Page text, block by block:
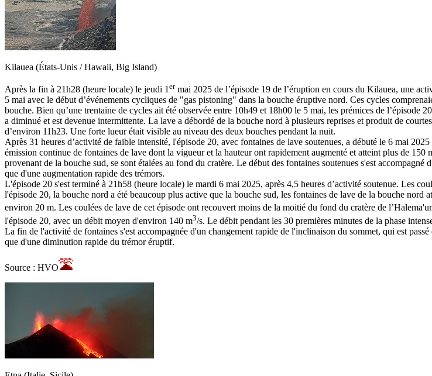
Kilauea (États-Unis / Hawaii, Big Island)
Après la fin à 21h28 (heure locale) le jeudi 1 ermai 2025 de l’épisode 19 de l’éruption en cours du Kilauea, une
5 mai avec le début d’événements cycliques de "gas pistoning" dans la bouche éruptive nord. Ces cycles
bouche. Bien qu’une trentaine de cycles ait été observée entre 10h49 et 18h00 le 5 mai, les prémices de
a diminué et est devenue intermittente. La lave a débordé de la bouche nord à plusieurs reprises et produit de
d’environ 11h23. Une forte lueur était visible au niveau des deux bouches pendant la nuit.
Après 31 heures d’activité de faible intensité, l'épisode 20, avec fontaines de lave soutenues, a débuté le 6 mai
émission continue de fontaines de lave dont la vigueur et la hauteur ont rapidement augmenté et atteint plus de
provenant de la bouche sud, se sont étalées au fond du cratère. Le début des fontaines soutenues s'est
que d'une augmentation rapide des trémors.
L'épisode 20 s'est terminé à 21h58 (heure locale) le mardi 6 mai 2025, après 4,5 heures d’activité soutenue. Les
l'épisode 20, la bouche nord a été beaucoup plus active que la bouche sud, les fontaines de lave de la bouche
environ 20 m. Les coulées de lave de cet épisode ont recouvert moins de la moitié du fond du cratère de
l'épisode 20, avec un débit moyen d'environ 140 m3/s. Le débit pendant les 30 premières minutes de la phase
La fin de l'activité de fontaines s'est accompagnée d'un changement rapide de l'inclinaison du sommet, qui est
que d'une diminution rapide du trémor éruptif.
Source : HVO